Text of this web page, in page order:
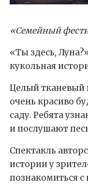
«Семейный
«Ты здесь,
кукольная
Целый тканевый
очень красиво
саду. Ребята
и послушают
Спектакль
истории у
познакомиться с